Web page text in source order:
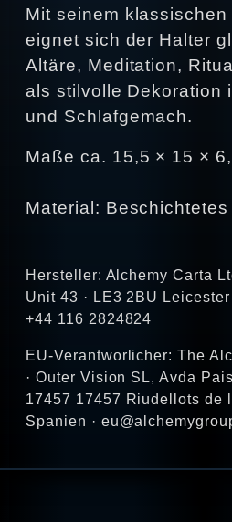
Mit seinem klassischen
eignet sich der Halter
Altäre, Meditation,
als stilvolle Dekoration
und Schlafgemach.
Maße ca. 15,5 × 15 ×
Material:
Hersteller: Alchemy Carta
Unit 43 · LE3 2BU
+44 116 2824824
EU-Verantworlicher: The
· Outer Vision SL, Avda
17457 17457 Riudellots de
Spanien ·